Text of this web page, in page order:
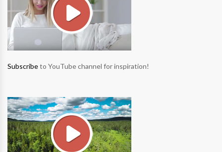
Subscribeto YouTube channel for inspiration!